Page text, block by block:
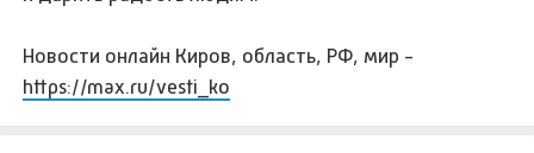
Новости онлайн Киров, область, РФ, мир -
https://max.ru/vesti_ko